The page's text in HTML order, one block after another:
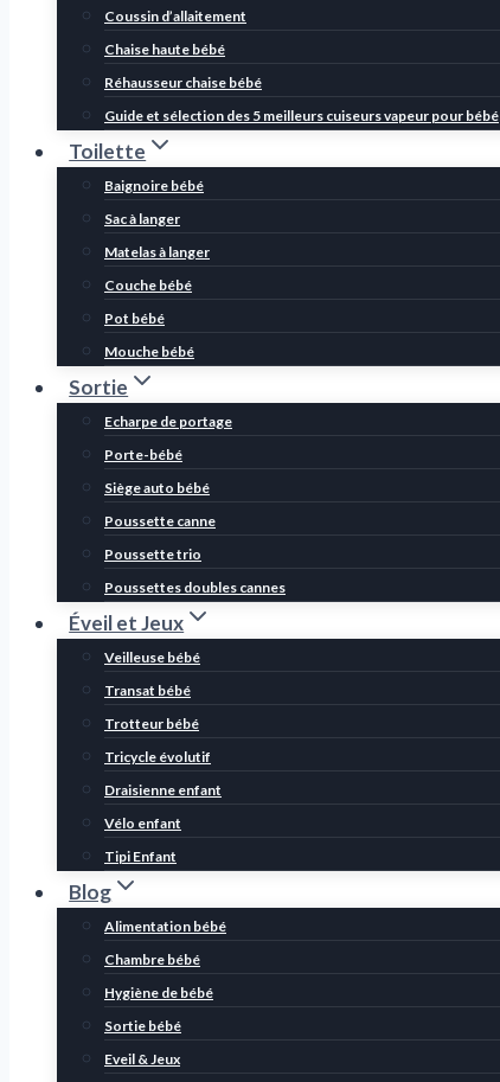
Coussin d’allaitement
Chaise haute bébé
Réhausseur chaise bébé
Guide et sélection des 5 meilleurs cuiseurs vapeur pour bébé
Toilette
Baignoire bébé
Sac à langer
Matelas à langer
Couche bébé
Pot bébé
Mouche bébé
Sortie
Echarpe de portage
Porte-bébé
Siège auto bébé
Poussette canne
Poussette trio
Poussettes doubles cannes
Éveil et Jeux
Veilleuse bébé
Transat bébé
Trotteur bébé
Tricycle évolutif
Draisienne enfant
Vélo enfant
Tipi Enfant
Blog
Alimentation bébé
Chambre bébé
Hygiène de bébé
Sortie bébé
Eveil & Jeux